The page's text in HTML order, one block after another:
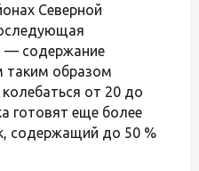
Северной
— содержание
таким образом
от 20 до
готовят еще более
содержащий до 50 %